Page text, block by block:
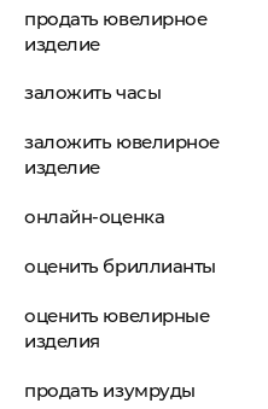
продать ювелирное
изделие
заложить часы
заложить ювелирное
изделие
онлайн-оценка
оценить бриллианты
оценить ювелирные
изделия
продать изумруды